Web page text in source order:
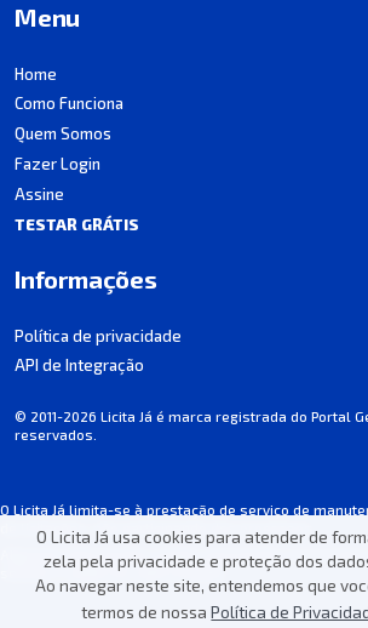
O Licita Já usa cookies para atender de
zela pela privacidade e proteção dos
Ao navegar neste site, entendemos que
termos de nossaPolítica de
O Licita Já limita-se à prestação de serviço de
de licitações, não participando dos processos.
Algumas informações podem apresentar
sempre o edital de cada licitação.
Menu
Home
Como Funciona
Quem Somos
Fazer Login
Assine
TESTAR GRÁTIS
Informações
Política de privacidade
API de Integração
© 2011-2026 Licita Já é marca registrada do Portal
reservados.